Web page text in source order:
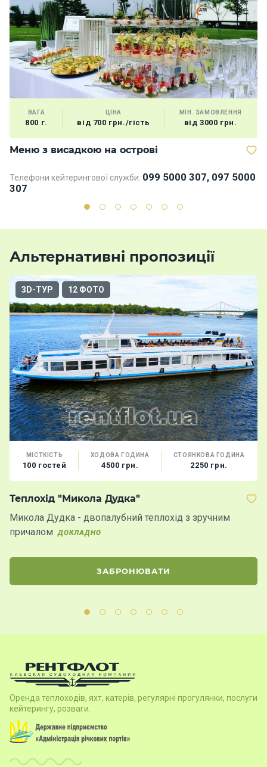
ВАГА
800 г.
ЦІНА
від 700 грн./гість
МІН. ЗАМОВЛЕННЯ
від 3000 грн.
Меню з висадкою на острові
Телефони кейтерингової служби: 099 5000 307, 097 5000
307
Альтернативні пропозиції
3D-ТУР 12 ФОТО
МІСТКІСТЬ
100 гостей
ХОДОВА ГОДИНА
4500 грн.
СТОЯНКОВА ГОДИНА
2250 грн.
Теплохід "Микола Дудка"
Микола Дудка - двопалубний теплохід з зручним
причалом
ДОКЛАДНО
ЗАБРОНЮВАТИ
Оренда теплоходів, яхт, катерів, регулярні прогулянки, послуги
кейтерингу, розваги.